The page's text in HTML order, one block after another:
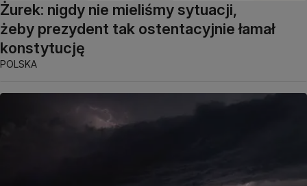
Żurek: nigdy nie mieliśmy sytuacji,
żeby prezydent tak ostentacyjnie łamał
konstytucję
POLSKA